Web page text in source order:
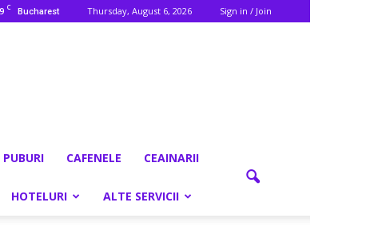
C Bucharest Thursday, August 6, 2026 Sign in / Join
CAFENELE CEAINARII
HOTELURI ALTE SERVICII